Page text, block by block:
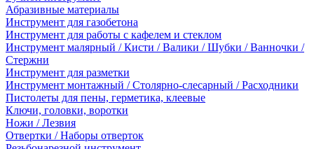
Абразивные материалы
Инструмент для газобетона
Инструмент для работы с кафелем и стеклом
Инструмент малярный / Кисти / Валики / Шубки / Ванночки /
Стержни
Инструмент для разметки
Инструмент монтажный / Столярно-слесарный / Расходники
Пистолеты для пены, герметика, клеевые
Ключи, головки, воротки
Ножи / Лезвия
Отвертки / Наборы отверток